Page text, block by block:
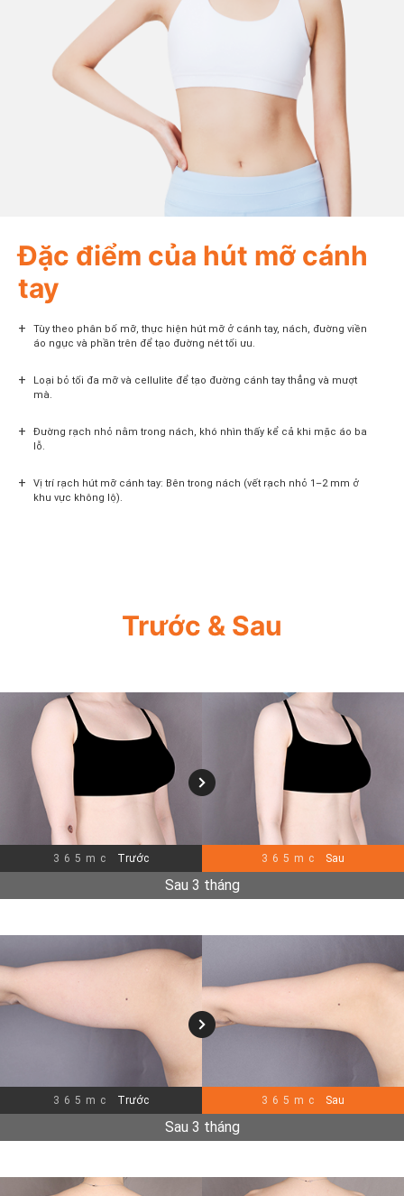
Đặc điểm của hút mỡ cánh
tay
+
Tùy theo phân bố mỡ, thực hiện hút mỡ ở cánh tay, nách, đường viền
áo ngực và phần trên để tạo đường nét tối ưu.
+
Loại bỏ tối đa mỡ và cellulite để tạo đường cánh tay thẳng và mượt
mà.
+
Đường rạch nhỏ nằm trong nách, khó nhìn thấy kể cả khi mặc áo ba
lỗ.
+
Vị trí rạch hút mỡ cánh tay: Bên trong nách (vết rạch nhỏ 1–2 mm ở
khu vực không lộ).
Trước & Sau
365mc Trước 365mc Sau
Sau 3 tháng
365mc Trước 365mc Sau
Sau 3 tháng